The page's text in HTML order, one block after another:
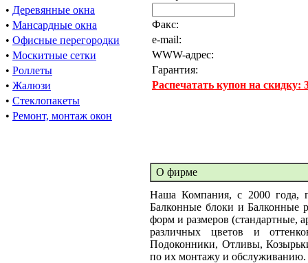
• Деревянные окна
• Мансардные окна
• Офисные перегородки
• Москитные сетки
• Роллеты
• Жалюзи
• Стеклопакеты
• Ремонт, монтаж окон
Факс:
e-mail:
WWW-адрес:
Гарантия:
Распечатать купон на скидку:
О фирме
Наша Компания, с 2000 года,
Балконные блоки и Балконные
форм и размеров (стандартные,
различных цветов и
Подоконники, Отливы,
по их монтажу и обслуживанию.